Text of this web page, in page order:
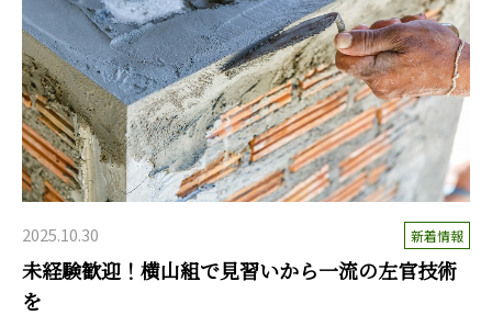
2025.10.30 新着情報
未経験歓迎！横山組で見習いから一流の左官技術
を